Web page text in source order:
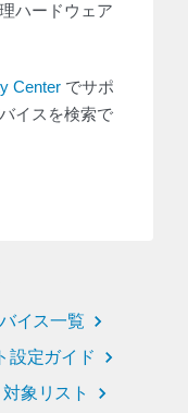
ハードウェア
Center でサポ
イスを検索で
イス一覧
設定ガイド
象リスト